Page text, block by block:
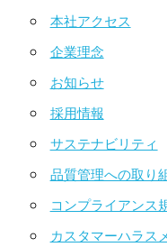
本社アクセス
企業理念
お知らせ
採用情報
サステナビリティ
品質管理への取り
コンプライアンス
カスタマーハラス